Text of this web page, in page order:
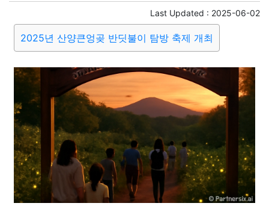
블록체인 결혼 육아 반려동물 패션 미용
스포츠 사진 대출 자동차 취미 여행
맛집 컴퓨터
의료 의학 경제 마케팅 부동산 외국어 교육
교통 생활 기타
Last Updated : 2025-06-02
2025년 산양큰엉곶 반딧불이 탐방 축제 개최